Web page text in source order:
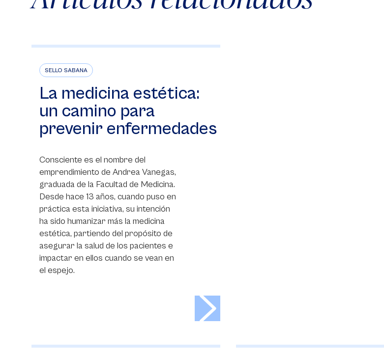
SELLO SABANA
La medicina estética:
un camino para
prevenir enfermedades
Consciente es el nombre del
emprendimiento de Andrea Vanegas,
graduada de la Facultad de Medicina.
Desde hace 13 años, cuando puso en
práctica esta iniciativa, su intención
ha sido humanizar más la medicina
estética, partiendo del propósito de
asegurar la salud de los pacientes e
impactar en ellos cuando se vean en
el espejo.